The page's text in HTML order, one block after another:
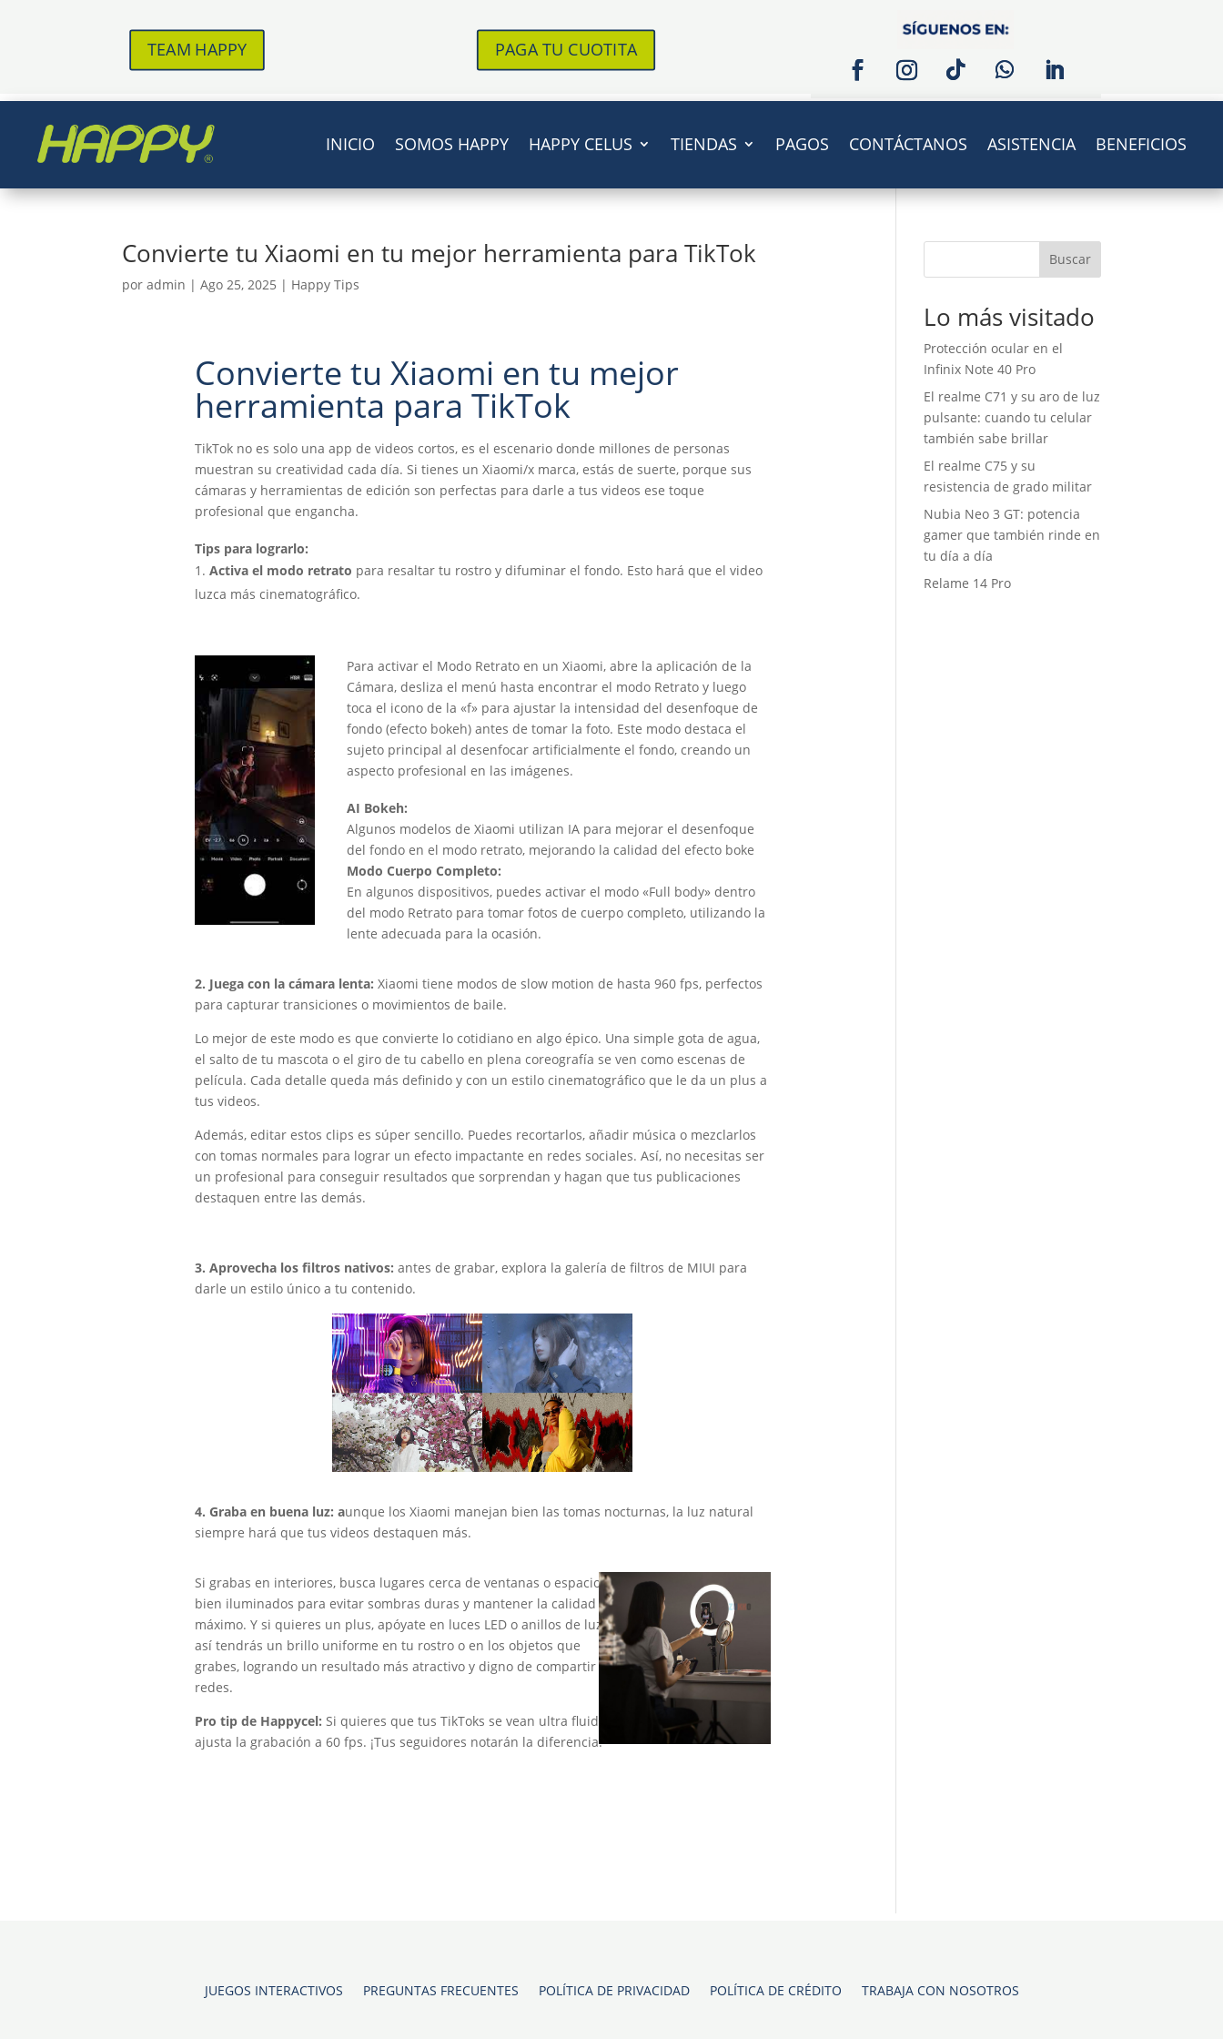
TEAM HAPPY PAGA TU CUOTITA
INICIO SOMOS HAPPY HAPPY CELUS TIENDAS PAGOS CONTÁCTANOS ASISTENCIA BENEFICIOS
Convierte tu Xiaomi en tu mejor herramienta para TikTok
poradmin |Ago 25, 2025 | Happy Tips
Convierte tu Xiaomi en tu mejor
herramienta para TikTok
TikTok no es solo una app de videos cortos, es el escenario donde millones de personas
muestran su creatividad cada día. Si tienes un Xiaomi/x marca, estás de suerte, porque sus
cámaras y herramientas de edición son perfectas para darle a tus videos ese toque
profesional que engancha.
Tips para lograrlo:
Activa el modo retrato para resaltar tu rostro y difuminar el fondo. Esto hará que el video
luzca más cinematográfico.
Para activar el Modo Retrato en un Xiaomi, abre la aplicación de la
Cámara, desliza el menú hasta encontrar el modo Retrato y luego
toca el icono de la «f» para ajustar la intensidad del desenfoque de
fondo (efecto bokeh) antes de tomar la foto. Este modo destaca el
sujeto principal al desenfocar artificialmente el fondo, creando un
aspecto profesional en las imágenes.
AI Bokeh:
Algunos modelos de Xiaomi utilizan IA para mejorar el desenfoque
del fondo en el modo retrato, mejorando la calidad del efecto boke
Modo Cuerpo Completo:
En algunos dispositivos, puedes activar el modo «Full body» dentro
del modo Retrato para tomar fotos de cuerpo completo, utilizando la
lente adecuada para la ocasión.
2. Juega con la cámara lenta: Xiaomi tiene modos de slow motion de hasta 960 fps, perfectos
para capturar transiciones o movimientos de baile.
Lo mejor de este modo es que convierte lo cotidiano en algo épico. Una simple gota de agua,
el salto de tu mascota o el giro de tu cabello en plena coreografía se ven como escenas de
película. Cada detalle queda más definido y con un estilo cinematográfico que le da un plus a
tus videos.
Además, editar estos clips es súper sencillo. Puedes recortarlos, añadir música o mezclarlos
con tomas normales para lograr un efecto impactante en redes sociales. Así, no necesitas ser
un profesional para conseguir resultados que sorprendan y hagan que tus publicaciones
destaquen entre las demás.
3. Aprovecha los filtros nativos: antes de grabar, explora la galería de filtros de MIUI para
darle un estilo único a tu contenido.
4. Graba en buena luz: aunque los Xiaomi manejan bien las tomas nocturnas, la luz natural
siempre hará que tus videos destaquen más.
Si grabas en interiores, busca lugares cerca de ventanas o espacios
bien iluminados para evitar sombras duras y mantener la calidad al
máximo. Y si quieres un plus, apóyate en luces LED o anillos de luz:
así tendrás un brillo uniforme en tu rostro o en los objetos que
grabes, logrando un resultado más atractivo y digno de compartir en
redes.
Pro tip de Happycel: Si quieres que tus TikToks se vean ultra fluidos,
ajusta la grabación a 60 fps. ¡Tus seguidores notarán la diferencia!
Buscar
Lo más visitado
Protección ocular en el
Infinix Note 40 Pro
El realme C71 y su aro de luz
pulsante: cuando tu celular
también sabe brillar
El realme C75 y su
resistencia de grado militar
Nubia Neo 3 GT: potencia
gamer que también rinde en
tu día a día
Relame 14 Pro
JUEGOS INTERACTIVOS PREGUNTAS FRECUENTES POLÍTICA DE PRIVACIDAD POLÍTICA DE CRÉDITO TRABAJA CON NOSOTROS